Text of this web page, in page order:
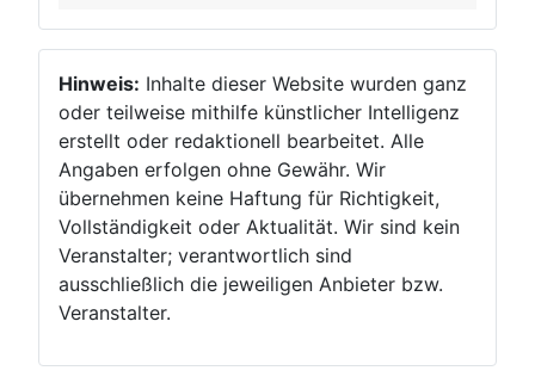
Hinweis: Inhalte dieser Website wurden ganz
oder teilweise mithilfe künstlicher Intelligenz
erstellt oder redaktionell bearbeitet. Alle
Angaben erfolgen ohne Gewähr. Wir
übernehmen keine Haftung für Richtigkeit,
Vollständigkeit oder Aktualität. Wir sind kein
Veranstalter; verantwortlich sind
ausschließlich die jeweiligen Anbieter bzw.
Veranstalter.